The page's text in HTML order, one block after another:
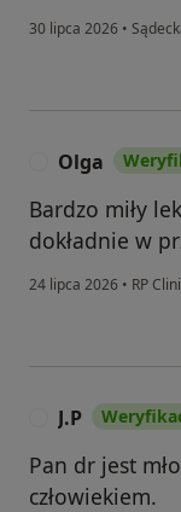
30 lipca 2026 •
Olga
Bardzo miły
dokładnie w
24 lipca 2026 • RP
J.P
Pan dr jest
człowiekiem.